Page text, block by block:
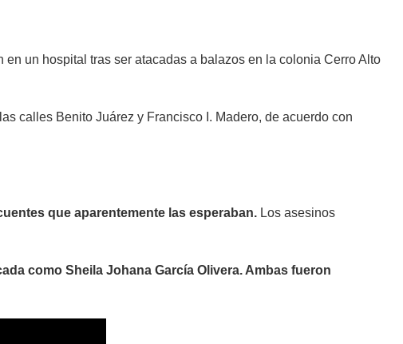
en un hospital tras ser atacadas a balazos en la colonia Cerro Alto
calles Benito Juárez y Francisco I. Madero, de acuerdo con
que aparentemente las esperaban. Los asesinos
como Sheila Johana García Olivera. Ambas fueron